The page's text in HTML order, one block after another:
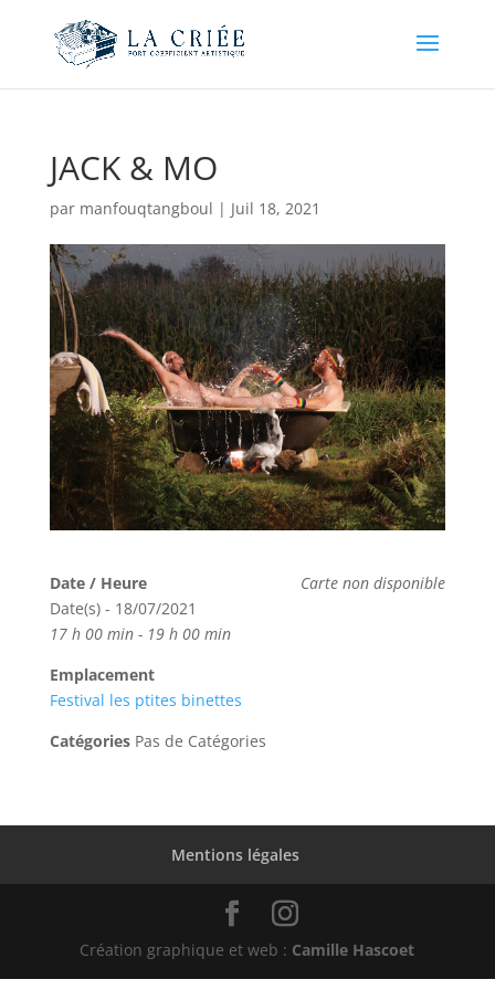
JACK & MO
par manfouqtangboul | Juil 18, 2021
Carte non disponible
Date / Heure
Date(s) - 18/07/2021
17 h 00 min - 19 h 00 min
Emplacement
Festival les ptites binettes
CatégoriesPas de Catégories
Mentions légales
Création graphique et web : Camille Hascoet